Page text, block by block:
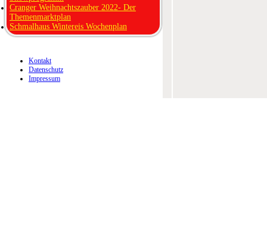
Cranger Weihnachtszauber 2022- Der
Themenmarktplan
Schmalhaus Wintereis Wochenplan
Kontakt
Datenschutz
Impressum